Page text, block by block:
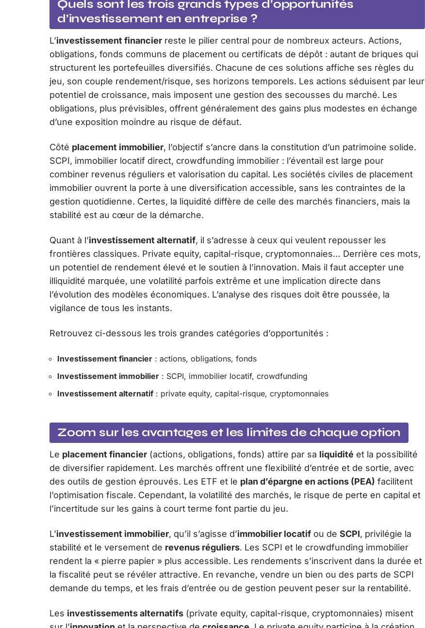
Quels sont les trois grands types d’opportunités
d’investissement en entreprise ?
L’investissement financier reste le pilier central pour de nombreux acteurs. Actions,
obligations, fonds communs de placement ou certificats de dépôt : autant de briques qui
structurent les portefeuilles diversifiés. Chacune de ces solutions affiche ses règles du
jeu, son couple rendement/risque, ses horizons temporels. Les actions séduisent par leur
potentiel de croissance, mais imposent une gestion des secousses du marché. Les
obligations, plus prévisibles, offrent généralement des gains plus modestes en échange
d’une exposition moindre au risque de défaut.
Côté placement immobilier, l’objectif s’ancre dans la constitution d’un patrimoine solide.
SCPI, immobilier locatif direct, crowdfunding immobilier : l’éventail est large pour
combiner revenus réguliers et valorisation du capital. Les sociétés civiles de placement
immobilier ouvrent la porte à une diversification accessible, sans les contraintes de la
gestion quotidienne. Certes, la liquidité diffère de celle des marchés financiers, mais la
stabilité est au cœur de la démarche.
Quant à l’investissement alternatif, il s’adresse à ceux qui veulent repousser les
frontières classiques. Private equity, capital-risque, cryptomonnaies… Derrière ces mots,
un potentiel de rendement élevé et le soutien à l’innovation. Mais il faut accepter une
illiquidité marquée, une volatilité parfois extrême et une implication directe dans
l’évolution des modèles économiques. L’analyse des risques doit être poussée, la
vigilance de tous les instants.
Retrouvez ci-dessous les trois grandes catégories d’opportunités :
Investissement financier : actions, obligations, fonds
Investissement immobilier : SCPI, immobilier locatif, crowdfunding
Investissement alternatif : private equity, capital-risque, cryptomonnaies
Zoom sur les avantages et les limites de chaque option
Le placement financier (actions, obligations, fonds) attire par sa liquidité et la possibilité
de diversifier rapidement. Les marchés offrent une flexibilité d’entrée et de sortie, avec
des outils de gestion éprouvés. Les ETF et le plan d’épargne en actions (PEA) facilitent
l’optimisation fiscale. Cependant, la volatilité des marchés, le risque de perte en capital et
l’incertitude sur les gains à court terme font partie du jeu.
L’investissement immobilier, qu’il s’agisse d’immobilier locatif ou de SCPI, privilégie la
stabilité et le versement de revenus réguliers. Les SCPI et le crowdfunding immobilier
rendent la « pierre papier » plus accessible. Les rendements s’inscrivent dans la durée et
la fiscalité peut se révéler attractive. En revanche, vendre un bien ou des parts de SCPI
demande du temps, et les frais d’entrée ou de gestion peuvent peser sur la rentabilité.
Les investissements alternatifs (private equity, capital-risque, cryptomonnaies) misent